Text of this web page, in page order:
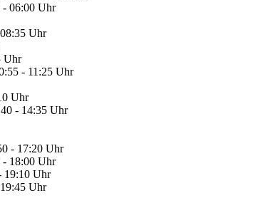
- 06:00 Uhr
Uhr
Uhr
- 11:25 Uhr
Uhr
- 14:35 Uhr
- 17:20 Uhr
- 18:00 Uhr
19:10 Uhr
Uhr